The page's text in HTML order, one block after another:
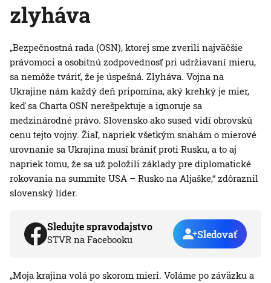
zlyháva
„Bezpečnostná rada (OSN), ktorej sme zverili najväčšie
právomoci a osobitnú zodpovednosť pri udržiavaní mieru,
sa nemôže tváriť, že je úspešná. Zlyháva. Vojna na
Ukrajine nám každý deň pripomína, aký krehký je mier,
keď sa Charta OSN nerešpektuje a ignoruje sa
medzinárodné právo. Slovensko ako sused vidí obrovskú
cenu tejto vojny. Žiaľ, napriek všetkým snahám o mierové
urovnanie sa Ukrajina musí brániť proti Rusku, a to aj
napriek tomu, že sa už položili základy pre diplomatické
rokovania na summite USA – Rusko na Aljaške,“ zdôraznil
slovenský líder.
Sledujte spravodajstvo
STVR na Facebooku Sledovať
„Moja krajina volá po skorom mieri. Voláme po záväzku a